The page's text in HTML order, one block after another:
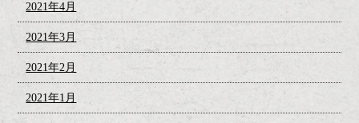
2021年4月
2021年3月
2021年2月
2021年1月